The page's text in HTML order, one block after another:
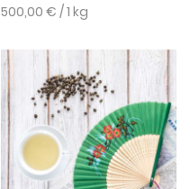
500,00 € / 1 kg